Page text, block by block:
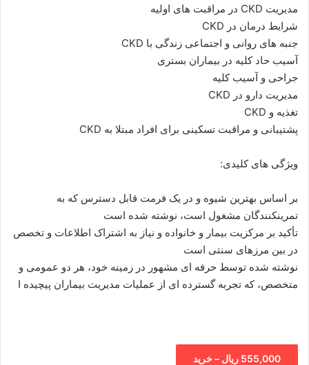
مدیریت CKD در مراقبت های اولیه
شرایط درمان در CKD
جنبه های روانی و اجتماعی زندگی با CKD
آسیب حاد کلیه در بیماران بستری
جراحی و آسیب کلیه
مدیریت دارو در CKD
تغذیه و CKD
پشتیبانی و مراقبت تسکینی برای افراد مبتلا به CKD
ویژگی های کلیدی:
بر اساس بهترین شیوه و در یک فرمت قابل دسترس که به
تمرینکنندگان مشغول است، نوشته شده است
تأکید بر مرکزیت بیمار و خانواده و نیاز به اشتراک اطلاعات و تخصص
در بین مرزهای سنتی است
نوشته شده توسط حرفه ای مشهور در زمینه خود، هر دو عمومی و
متخصص، که تجربه گسترده ای از عملیات مدیریت بیماران پیچیده ا
555,000 ریال – خرید